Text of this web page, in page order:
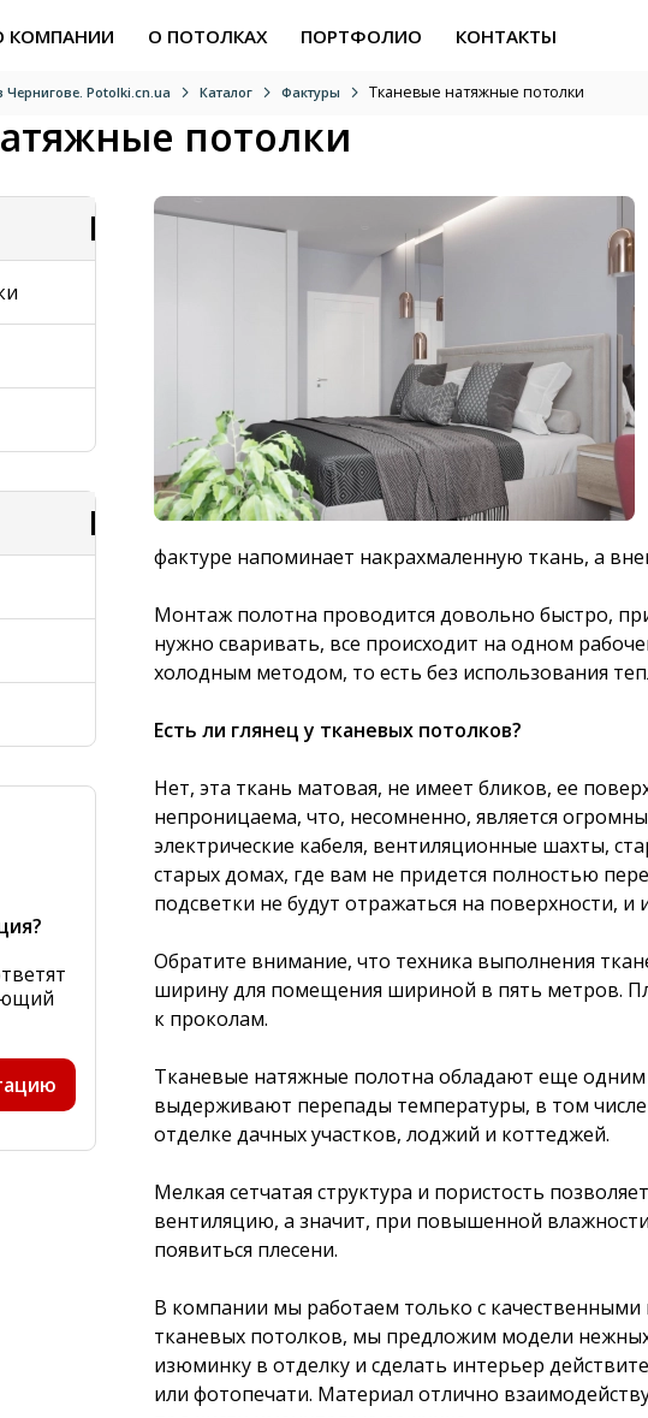
КОМПАНИИ О ПОТОЛКАХ ПОРТФОЛИО КОНТАКТЫ
Potolki.cn.ua Каталог Фактуры Тканевые натяжные потолки
потолки
фактуре напоминает накрахмаленную ткань, а
Монтаж полотна проводится довольно быстро,
нужно сваривать, все происходит на одном
холодным методом, то есть без использования
Есть ли глянец у тканевых потолков?
Нет, эта ткань матовая, не имеет бликов, ее
непроницаема, что, несомненно, является
электрические кабеля, вентиляционные шахты,
старых домах, где вам не придется полностью
подсветки не будут отражаться на поверхности,
Обратите внимание, что техника выполнения
ширину для помещения шириной в пять метров.
к проколам.
Тканевые натяжные полотна обладают еще
выдерживают перепады температуры, в том
отделке дачных участков, лоджий и коттеджей.
Мелкая сетчатая структура и пористость
вентиляцию, а значит, при повышенной
появиться плесени.
В компании мы работаем только с
тканевых потолков, мы предложим модели
изюминку в отделку и сделать интерьер
или фотопечати. Материал отлично